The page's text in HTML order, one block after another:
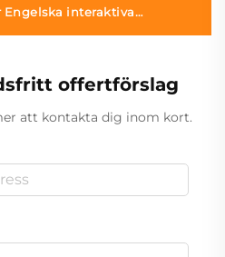
interaktiva
offertförslag
att kontakta dig inom kort.